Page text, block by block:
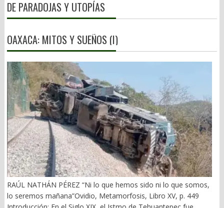
DE PARADOJAS Y UTOPÍAS
OAXACA: MITOS Y SUEÑOS (I)
RAÚL NATHÁN PÉREZ “Ni lo que hemos sido ni lo que somos,
lo seremos mañana”Ovidio, Metamorfosis, Libro XV, p. 449